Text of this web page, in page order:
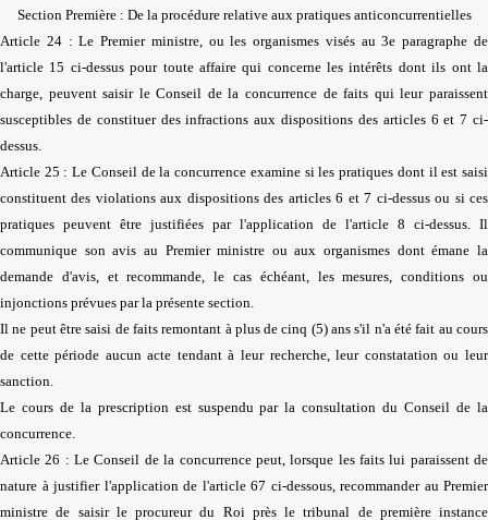
Section Première : De la procédure relative aux pratiques anticoncurrentielles
Article 24 : Le Premier ministre, ou les organismes visés au 3e paragraphe de
l'article 15 ci-dessus pour toute affaire qui concerne les intérêts dont ils ont la
charge, peuvent saisir le Conseil de la concurrence de faits qui leur paraissent
susceptibles de constituer des infractions aux dispositions des articles 6 et 7 ci-
dessus.
Article 25 : Le Conseil de la concurrence examine si les pratiques dont il est saisi
constituent des violations aux dispositions des articles 6 et 7 ci-dessus ou si ces
pratiques peuvent être justifiées par l'application de l'article 8 ci-dessus. Il
communique son avis au Premier ministre ou aux organismes dont émane la
demande d'avis, et recommande, le cas échéant, les mesures, conditions ou
injonctions prévues par la présente section.
Il ne peut être saisi de faits remontant à plus de cinq (5) ans s'il n'a été fait au cours
de cette période aucun acte tendant à leur recherche, leur constatation ou leur
sanction.
Le cours de la prescription est suspendu par la consultation du Conseil de la
concurrence.
Article 26 : Le Conseil de la concurrence peut, lorsque les faits lui paraissent de
nature à justifier l'application de l'article 67 ci-dessous, recommander au Premier
ministre de saisir le procureur du Roi près le tribunal de première instance